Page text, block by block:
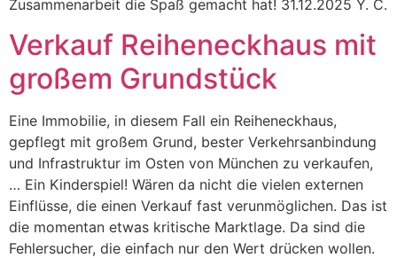
Zusammenarbeit die Spaß gemacht hat! 31.12.2025 Y. C.
Verkauf Reiheneckhaus mit
großem Grundstück
Eine Immobilie, in diesem Fall ein Reiheneckhaus,
gepflegt mit großem Grund, bester Verkehrsanbindung
und Infrastruktur im Osten von München zu verkaufen,
… Ein Kinderspiel! Wären da nicht die vielen externen
Einflüsse, die einen Verkauf fast verunmöglichen. Das ist
die momentan etwas kritische Marktlage. Da sind die
Fehlersucher, die einfach nur den Wert drücken wollen.